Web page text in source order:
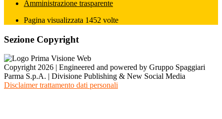
Amministrazione trasparente
Pagina visualizzata 1452 volte
Sezione Copyright
Copyright 2026 | Engineered and powered by Gruppo Spaggiari
Parma S.p.A. | Divisione Publishing & New Social Media
Disclaimer trattamento dati personali